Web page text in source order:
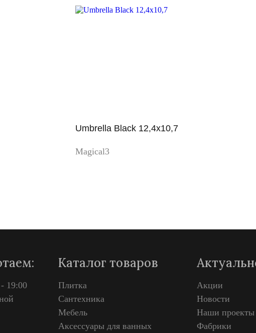
Umbrella Black 12,4x10,7
Magical3
19:00
Каталог товаров
Плитка
Сантехника
Мебель
Аксессуары для ванных
Акции
Новости
Наши проекты
Фабрики